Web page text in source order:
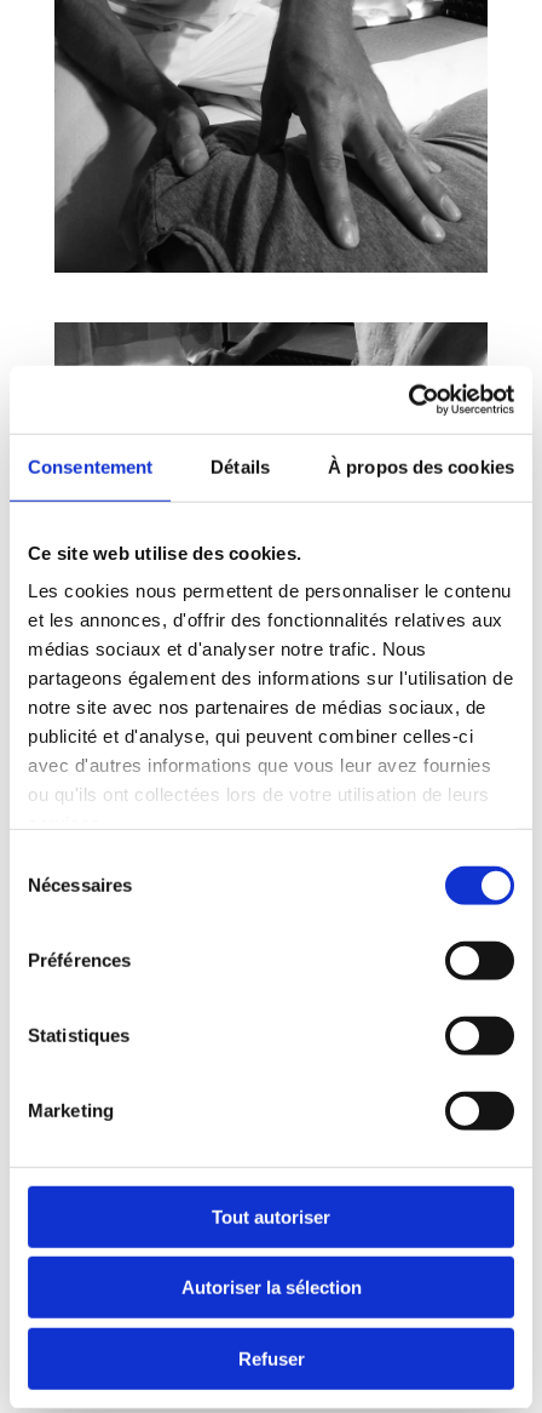
Consentement Détails À propos des cookies
Ce site web utilise des cookies.
Les cookies nous permettent de personnaliser le contenu
et les annonces, d'offrir des fonctionnalités relatives aux
médias sociaux et d'analyser notre trafic. Nous
partageons également des informations sur l'utilisation de
notre site avec nos partenaires de médias sociaux, de
publicité et d'analyse, qui peuvent combiner celles-ci
avec d'autres informations que vous leur avez fournies
ou qu'ils ont collectées lors de votre utilisation de leurs
Nécessaires
Préférences
Statistiques
Marketing
Tout autoriser
Autoriser la sélection
Refuser